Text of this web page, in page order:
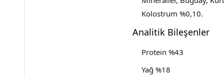
Kolostrum %0,10.
Analitik Bileşenler
Protein %43
Yağ %18